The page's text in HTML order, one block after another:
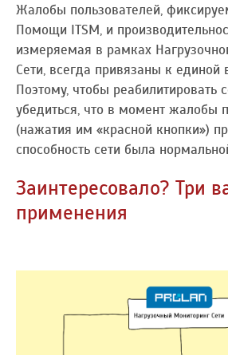
Жалобы пользователей,
Помощи ITSM, и
измеряемая в рамках
Сети, всегда привязаны к
Поэтому, чтобы реабилитировать
убедиться, что в момент жалобы
(нажатия им «красной кнопки»)
способность сети была
Заинтересовало? Три
применения